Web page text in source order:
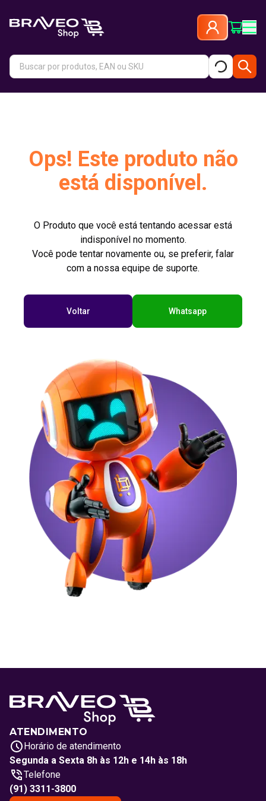
Ops! Este produto não
está disponível.
O Produto que você está tentando acessar está
indisponível no momento.
Você pode tentar novamente ou, se preferir, falar
com a nossa equipe de suporte.
Voltar Whatsapp
ATENDIMENTO
Horário de atendimento
Segunda a Sexta 8h às 12h e 14h às 18h
Telefone
(91) 3311-3800